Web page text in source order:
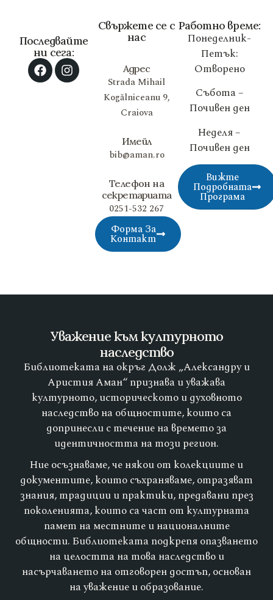
Работно време:
Понеделник-
Петък:
Отворено
Събота –
Почивен ден
Неделя –
Почивен ден
Вижте
Подробната
Програма
Свържете се с
нас
Адрес
Strada Mihail
Kogălniceanu 9,
Craiova
Имейл
bib@aman.ro
Телефон на
секретариата
0251-532 267
Форма За
Контакт
Последвайте
ни сега:
Уважение към културното
наследство
Библиотеката на окръг Долж „Александру и
Аристия Аман“ признава и уважава
културното, историческото и духовното
наследство на общностите, които са
допринесли с течение на времето за
идентичността на този регион.
Ние осъзнаваме, че някои от колекциите и
документите, които съхраняваме, отразяват
знания, традиции и практики, предавани през
поколенията, които са част от културната
памет на местните и националните
общности. Библиотеката подкрепя опазването
на целостта на това наследство и
насърчаването на отговорен достъп, основан
на уважение и образование.